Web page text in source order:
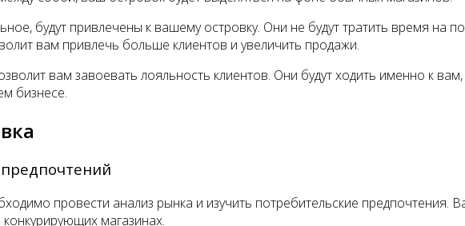
будут привлечены к вашему островку. Они не будут тратить время на
вам привлечь больше клиентов и увеличить продажи.
вам завоевать лояльность клиентов. Они будут ходить именно к
бизнесе.
провести анализ рынка и изучить потребительские предпочтения.
магазинах.